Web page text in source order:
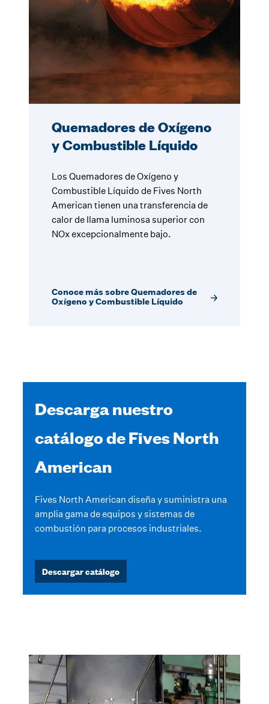
Quemadores de Oxígeno
y Combustible Líquido
Los Quemadores de Oxígeno y
Combustible Líquido de Fives North
American tienen una transferencia de
calor de llama luminosa superior con
NOx excepcionalmente bajo.
Conoce más sobre Quemadores de
Oxígeno y Combustible Líquido
Descarga nuestro
catálogo de Fives North
American
Fives North American diseña y suministra una
amplia gama de equipos y sistemas de
combustión para procesos industriales.
Descargar catálogo